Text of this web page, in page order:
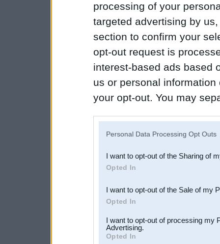
processing of your
targeted advertising by
section to confirm your
opt-out request is
interest-based ads based
us or personal
your opt-out. You may
Downstream Participants
third parties.
Personal Data Processing Opt Outs
I want to opt-out of the Sharing of
Opted In
I want to opt-out of the Sale of my
Opted In
I want to opt-out of processing my
Advertising.
Opted In